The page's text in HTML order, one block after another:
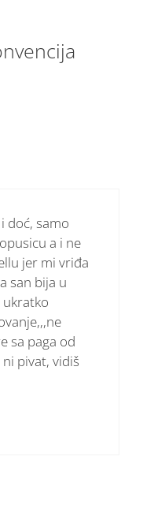
doć, samo
a i ne
jer mi vriđa
san bija u
ukratko
sa paga od
pivat, vidiš